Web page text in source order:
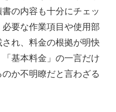
の内容も十分にチェッ
要な作業項目や使用部
れ、料金の根拠が明快
基本料金」の一言だけ
か不明瞭だと言わざる